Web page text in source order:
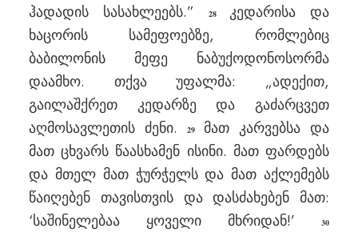
ჰადადის სასახლეებს.”
28 კედარისა და
ხაცორის სამეფოებზე, რომლებიც
ბაბილონის მეფე ნაბუქოდონოსორმა
დაამხო. თქვა უფალმა: „ადექით,
გაილაშქრეთ კედარზე და გაძარცვეთ
აღმოსავლეთის ძენი.29 მათ კარვებსა და
მათ ცხვარს წაასხამენ ისინი. მათ ფარდებს
და მთელ მათ ჭურჭელს და მათ აქლემებს
წაიღებენ თავისთვის და დასძახებენ მათ:
‘საშინელებაა ყოველი მხრიდან!’30